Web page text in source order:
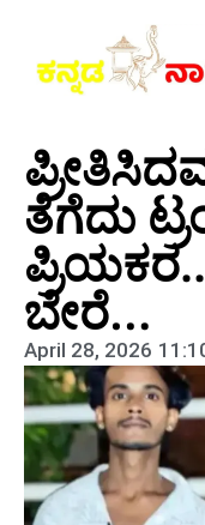
ತೆಗೆದು
ಬೇರೆ…
April 28, 2026